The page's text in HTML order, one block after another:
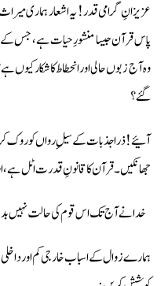
عزیزانِ گرامی قدر! یہ اشعار ہماری
پاس قرآن جیسا منشورِ حیات ہے، جس
وہ آج زبوں حالی اور انحطاط کا شکار
گئے؟
آئیے! ذرا جذبات کے سیلِ رواں کو روک کر،
جھانکیں۔ قرآن کا قانونِ قدرت اٹل ہے،
خدا نے آج تک اس قوم کی حالت نہیں
ہمارے زوال کے اسباب خارجی کم اور